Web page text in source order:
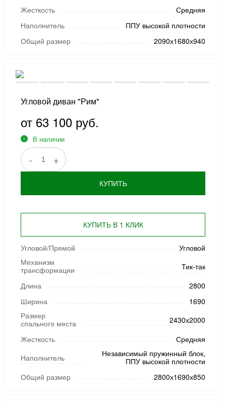
Жесткость
Средняя
Наполнитель
ППУ высокой плотности
Общий размер
2090х1680х940
Угловой диван "Рим"
от 63 100 руб.
В наличии
- +
КУПИТЬ
КУПИТЬ В 1 КЛИК
Угловой/Прямой
Угловой
Механизм
трансформации
Тик-так
Длина
2800
Ширина
1690
Размер
спального места
2430х2000
Жесткость
Средняя
Наполнитель
Независимый пружинный блок,
ППУ высокой плотности
Общий размер
2800х1690х850